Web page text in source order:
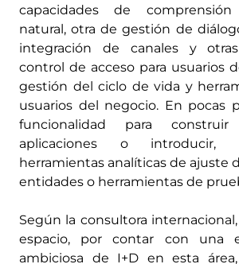
capacidades de
natural, otra de gestión de
integración de canales y
control de acceso para usuarios
gestión del ciclo de vida y
usuarios del negocio. En pocas
funcionalidad para
aplicaciones o introducir,
herramientas analíticas de ajuste
entidades o herramientas de
Según la consultora
espacio, por contar con una
ambiciosa de I+D en esta